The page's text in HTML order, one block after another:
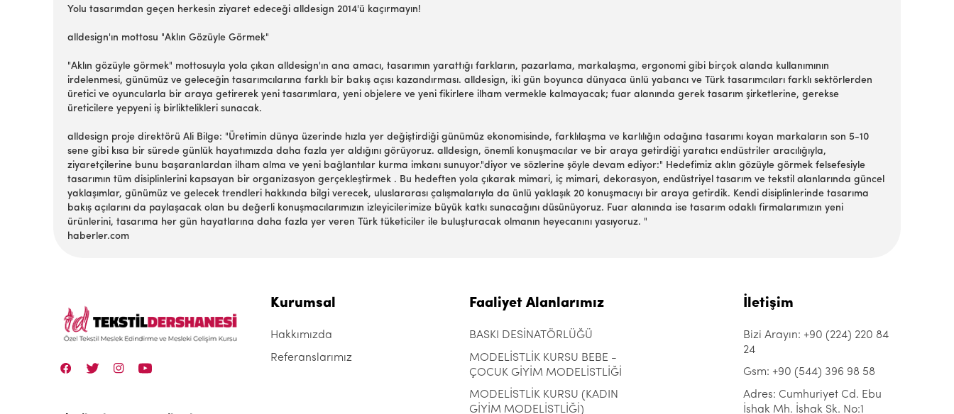
Yolu tasarımdan geçen herkesin ziyaret edeceği alldesign 2014'ü kaçırmayın!
alldesign'ın mottosu "Aklın Gözüyle Görmek"
"Aklın gözüyle görmek" mottosuyla yola çıkan alldesign'ın ana amacı, tasarımın yarattığı farkların, pazarlama, markalaşma, ergonomi gibi birçok alanda kullanımının
irdelenmesi, günümüz ve geleceğin tasarımcılarına farklı bir bakış açısı kazandırması. alldesign, iki gün boyunca dünyaca ünlü yabancı ve Türk tasarımcıları farklı sektörlerden
üretici ve oyuncularla bir araya getirerek yeni tasarımlara, yeni objelere ve yeni fikirlere ilham vermekle kalmayacak; fuar alanında gerek tasarım şirketlerine, gerekse
üreticilere yepyeni iş birliktelikleri sunacak.
alldesign proje direktörü Ali Bilge: "Üretimin dünya üzerinde hızla yer değiştirdiği günümüz ekonomisinde, farklılaşma ve karlılığın odağına tasarımı koyan markaların son 5-10
sene gibi kısa bir sürede günlük hayatımızda daha fazla yer aldığını görüyoruz. alldesign, önemli konuşmacılar ve bir araya getirdiği yaratıcı endüstriler aracılığıyla,
ziyaretçilerine bunu başaranlardan ilham alma ve yeni bağlantılar kurma imkanı sunuyor."diyor ve sözlerine şöyle devam ediyor:" Hedefimiz aklın gözüyle görmek felsefesiyle
tasarımın tüm disiplinlerini kapsayan bir organizasyon gerçekleştirmek . Bu hedeften yola çıkarak mimari, iç mimari, dekorasyon, endüstriyel tasarım ve tekstil alanlarında güncel
yaklaşımlar, günümüz ve gelecek trendleri hakkında bilgi verecek, uluslararası çalışmalarıyla da ünlü yaklaşık 20 konuşmacıyı bir araya getirdik. Kendi disiplinlerinde tasarıma
bakış açılarını da paylaşacak olan bu değerli konuşmacılarımızın izleyicilerimize büyük katkı sunacağını düsünüyoruz. Fuar alanında ise tasarım odaklı firmalarımızın yeni
ürünlerini, tasarıma her gün hayatlarına daha fazla yer veren Türk tüketiciler ile buluşturacak olmanın heyecanını yasıyoruz. "
haberler.com
Kurumsal
Hakkımızda
Referanslarımız
Faaliyet Alanlarımız
BASKI DESİNATÖRLÜĞÜ
MODELİSTLİK KURSU BEBE -
ÇOCUK GİYİM MODELİSTLİĞİ
MODELİSTLİK KURSU (KADIN
GİYİM MODELİSTLİĞİ)
İletişim
Bizi Arayın: +90 (224) 220 84
24
Gsm: +90 (544) 396 98 58
Adres: Cumhuriyet Cd. Ebu
İshak Mh. İshak Sk. No:1